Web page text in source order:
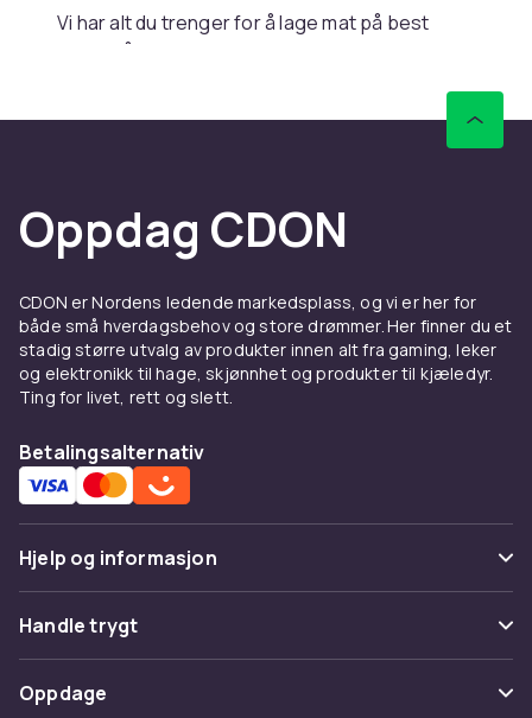
Vi har alt du trenger for å lage mat på best
mulig måte. Dette inkluderer alt fra
som et kjøkkentermometer kan gjøre
matlagingen enklere og morsommere.
Dekk et fint bord hjemme med
vakkert servise
Hos CDON finner du ikke bare alt til kjøkkenet
og husholdningen, men også til borddekking.
Med en vakker borddekking blir måltidet enda
koseligere og mer hjemmekoselig. Vi har både
mønstret og ensfarget servise, slik at du kan
velge det som passer best til din stil. Velg et
ensartet sett eller match og miks forskjellige
serveringsskåler som er fine å vise frem på
bordet.
Oppdag CDON
CDON er Nordens ledende markedsplass, og vi er her for
både små hverdagsbehov og store drømmer. Her finner du et
stadig større utvalg av produkter innen alt fra gaming, leker
og elektronikk til hage, skjønnhet og produkter til kjæledyr.
Ting for livet, rett og slett.
Betalingsalternativ
Hjelp og informasjon
Vanlige spørsmål
Spor pakke
Angre & returner her
Handle trygt
Betaling
Oppdage